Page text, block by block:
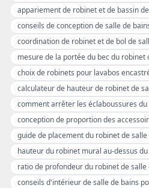
appariement de robinet et de bassin
conseils de conception de salle de
coordination de robinet et de bol de
mesure de la portée du bec du robinet
choix de robinets pour lavabos
calculateur de hauteur de robinet de
comment arrêter les éclaboussures
conception de proportion des
guide de placement du robinet de salle
hauteur du robinet mural au-dessus
ratio de profondeur du robinet de salle
conseils d'intérieur de salle de bains